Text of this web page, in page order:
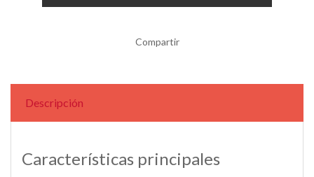
Compartir
Descripción
Características principales